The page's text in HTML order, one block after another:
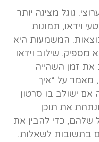
2026 הוא רב-ערוצי. גוגל מציגה יותר
וידאו, תמונות
המשמעות היא
שילוב וידאו
את זמן השהייה
מאמר על “איך
אם ישולב בו סרטון
את תוכן
שלהם, כדי להבין את
בתשובות לשאלות.